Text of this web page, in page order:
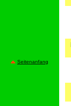
Seitenanfang